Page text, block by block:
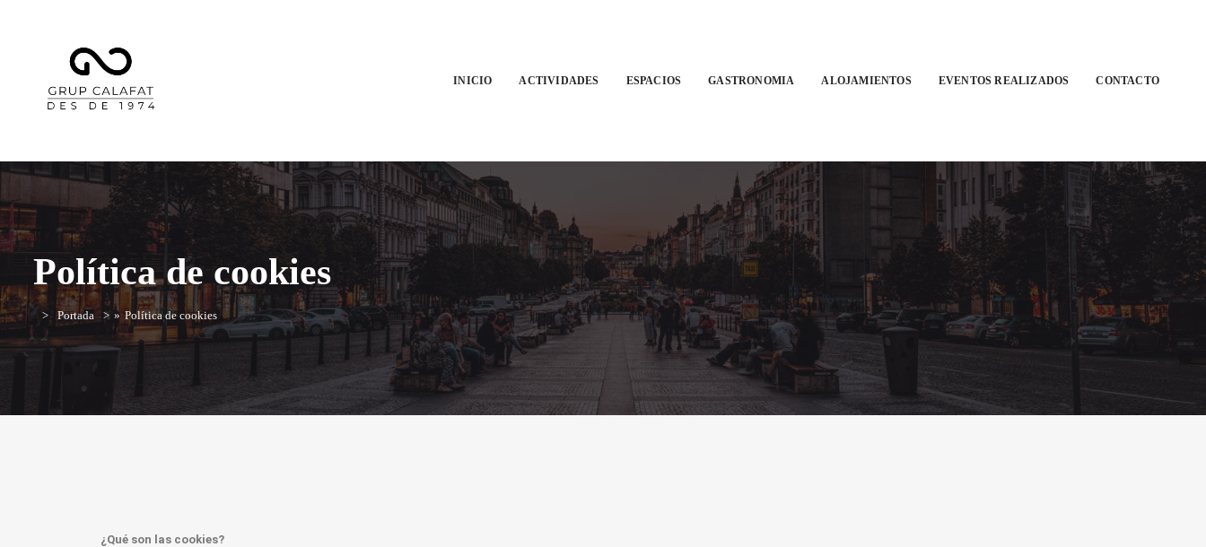
INICIO ACTIVIDADES ESPACIOS GASTRONOMIA ALOJAMIENTOS EVENTOS REALIZADOS CONTACTO
Política de cookies
Portada » Política de cookies
¿Qué son las cookies?